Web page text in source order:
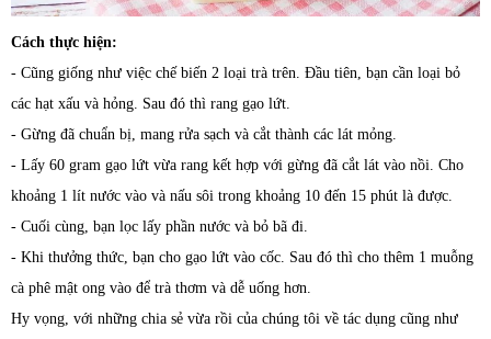
Cách thực hiện:
- Cũng giống như việc chế biến 2 loại trà trên. Đầu tiên, bạn cần loại bỏ
các hạt xấu và hỏng. Sau đó thì rang gạo lứt.
- Gừng đã chuẩn bị, mang rửa sạch và cắt thành các lát mỏng.
- Lấy 60 gram gạo lứt vừa rang kết hợp với gừng đã cắt lát vào nồi. Cho
khoảng 1 lít nước vào và nấu sôi trong khoảng 10 đến 15 phút là được.
- Cuối cùng, bạn lọc lấy phần nước và bỏ bã đi.
- Khi thưởng thức, bạn cho gạo lứt vào cốc. Sau đó thì cho thêm 1 muỗng
cà phê mật ong vào để trà thơm và dễ uống hơn.
Hy vọng, với những chia sẻ vừa rồi của chúng tôi về tác dụng cũng như